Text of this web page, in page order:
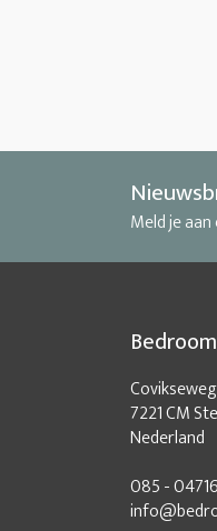
Meld je
7221 CM
Nederland
085 -